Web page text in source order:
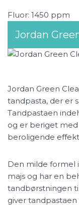
Fluor: 1450 ppm
Jordan
Jordan Green
tandpasta, der er
Tandpastaen
og er beriget
beroligende
Den milde formel
majs og har en
tandbørstningen
giver